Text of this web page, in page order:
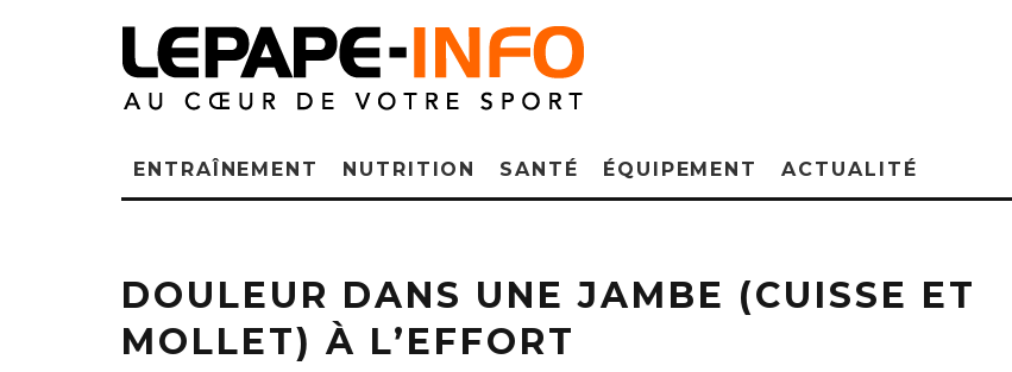
ENTRAÎNEMENT NUTRITION SANTÉ ÉQUIPEMENT ACTUALITÉ
DOULEUR DANS UNE JAMBE (CUISSE ET
MOLLET) À L’EFFORT